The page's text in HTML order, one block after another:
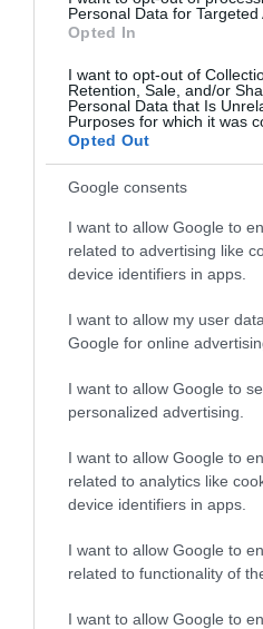
Personal Data for Targeted
Opted In
I want to opt-out of
Retention, Sale, and/or
Personal Data that Is
Purposes for which it was
Opted Out
Google consents
I want to allow Google to
related to advertising like
device identifiers in apps.
I want to allow my user
Google for online
I want to allow Google to
personalized advertising.
I want to allow Google to
related to analytics like
device identifiers in apps.
I want to allow Google to
related to functionality of
I want to allow Google to
A KORALLZÁTONY NEM CSAK
SZÍNES HALAKBÓL ÁLL: MOST
500 EDDIG ISMERETLEN
LAKÓJÁT MUTATTA MEG
2026-08-06
HŐKUPOLA MAGYARORSZÁG
FELETT: MI EZ A LÁTHATATLAN
FEDŐ, ÉS MI TÖRTÉNIK
2026-08-03